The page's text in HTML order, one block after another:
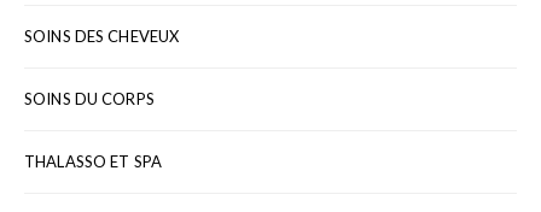
SOINS DES CHEVEUX
SOINS DU CORPS
THALASSO ET SPA